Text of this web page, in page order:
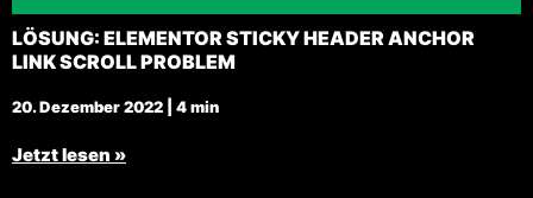
LÖSUNG: ELEMENTOR STICKY HEADER ANCHOR
LINK SCROLL PROBLEM
20. Dezember 2022 | 4 min
Jetzt lesen »